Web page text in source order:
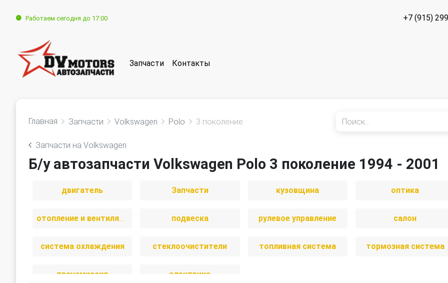
Работаем сегодня до 17:00 +7 (915)
Запчасти Контакты
Главная Запчасти Volkswagen Polo 3 поколение
Запчасти на Volkswagen
Б/у автозапчасти Volkswagen Polo 3 поколение 1994 - 2001
двигатель Запчасти кузовщина оптика
отопление и вентиляция подвеска рулевое управление салон
система охлаждения стеклоочистители топливная система тормозная система
трансмиссия
электрика